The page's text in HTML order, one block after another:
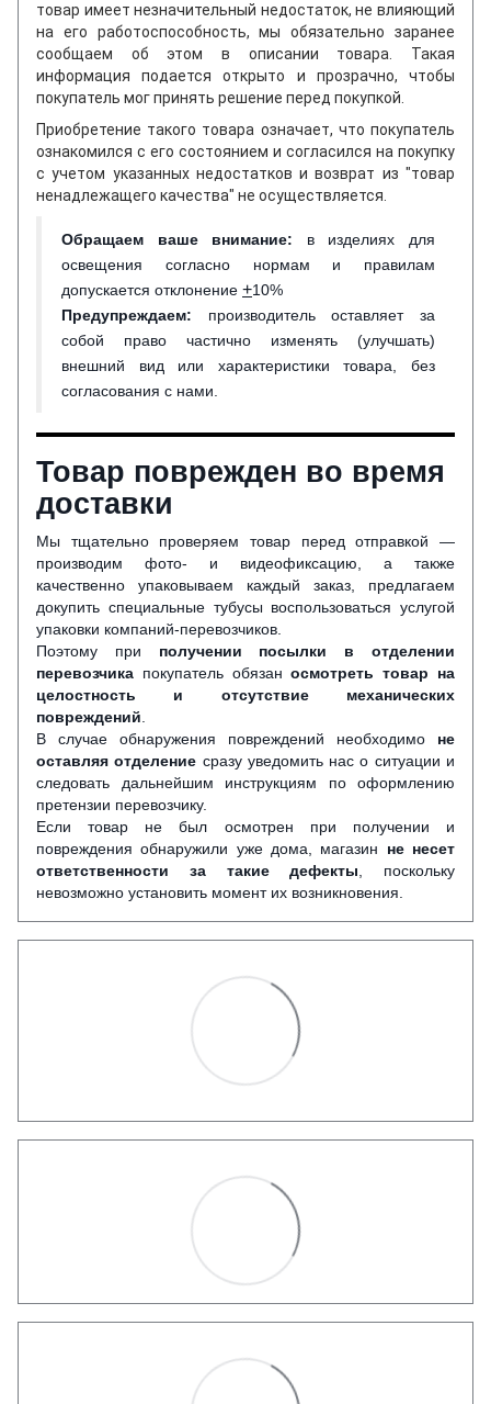
товар имеет незначительный недостаток, не влияющий
на его работоспособность, мы обязательно заранее
сообщаем об этом в описании товара. Такая
информация подается открыто и прозрачно, чтобы
покупатель мог принять решение перед покупкой.
Приобретение такого товара означает, что покупатель
ознакомился с его состоянием и согласился на покупку
с учетом указанных недостатков и возврат из "товар
ненадлежащего качества" не осуществляется.
Обращаем ваше внимание: в изделиях для
освещения согласно нормам и правилам
допускается отклонение +10%
Предупреждаем: производитель оставляет за
собой право частично изменять (улучшать)
внешний вид или характеристики товара, без
согласования с нами.
Товар поврежден во время
доставки
Мы тщательно проверяем товар перед отправкой —
производим фото- и видеофиксацию, а также
качественно упаковываем каждый заказ, предлагаем
докупить специальные тубусы воспользоваться услугой
упаковки компаний-перевозчиков.
Поэтому при получении посылки в отделении
перевозчика покупатель обязаносмотреть товар на
целостность и отсутствие механических
повреждений
В случае обнаружения повреждений необходимо не
оставляя отделение сразу уведомить нас о ситуации и
следовать дальнейшим инструкциям по оформлению
претензии перевозчику.
Если товар не был осмотрен при получении и
повреждения обнаружили уже дома, магазин не несет
ответственности за такие дефекты , поскольку
невозможно установить момент их возникновения.